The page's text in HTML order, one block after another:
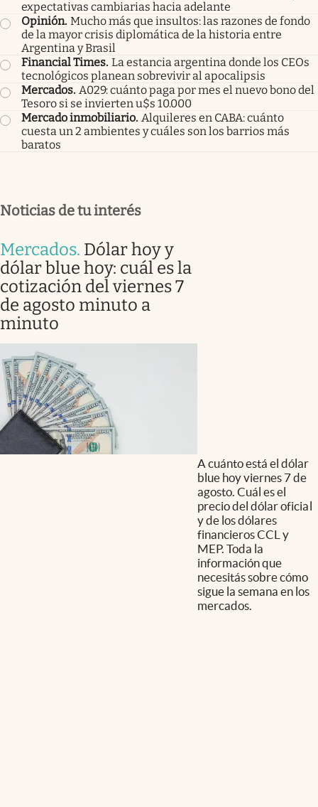
expectativas cambiarias hacia adelante
Opinión. Mucho más que insultos: las razones de fondo
de la mayor crisis diplomática de la historia entre
Argentina y Brasil
Financial Times. La estancia argentina donde los CEOs
tecnológicos planean sobrevivir al apocalipsis
Mercados. A029: cuánto paga por mes el nuevo bono del
Tesoro si se invierten u$s 10.000
Mercado inmobiliario. Alquileres en CABA: cuánto
cuesta un 2 ambientes y cuáles son los barrios más
baratos
Noticias de tu interés
Mercados. Dólar hoy y
dólar blue hoy: cuál es la
cotización del viernes 7
de agosto minuto a
minuto
A cuánto está el dólar
blue hoy viernes 7 de
agosto. Cuál es el
precio del dólar oficial
y de los dólares
financieros CCL y
MEP. Toda la
información que
necesitás sobre cómo
sigue la semana en los
mercados.